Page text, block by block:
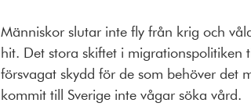
Människor slutar inte fly från krig och
hit. Det stora skiftet i
försvagat skydd för de som behöver det
kommit till Sverige inte vågar söka vård.